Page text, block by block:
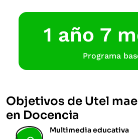
1 año 7
Programa
Objetivos de Utel
en Docencia
Multimedia educativa